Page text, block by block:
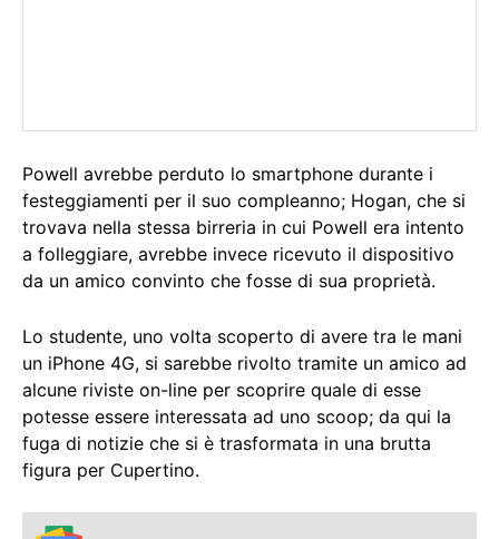
Powell avrebbe perduto lo smartphone durante i
festeggiamenti per il suo compleanno; Hogan, che si
trovava nella stessa birreria in cui Powell era intento
a folleggiare, avrebbe invece ricevuto il dispositivo
da un amico convinto che fosse di sua proprietà.
Lo studente, uno volta scoperto di avere tra le mani
un iPhone 4G, si sarebbe rivolto tramite un amico ad
alcune riviste on-line per scoprire quale di esse
potesse essere interessata ad uno scoop; da qui la
fuga di notizie che si è trasformata in una brutta
figura per Cupertino.